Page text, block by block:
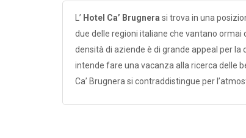
L’ Hotel Ca’ Brugnera si trova in una
due delle regioni italiane che vantano ormai
densità di aziende è di grande appeal per
intende fare una vacanza alla ricerca delle
Ca’ Brugnera si contraddistingue per